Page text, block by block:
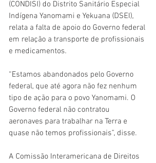
(CONDISI) do Distrito Sanitário Especial
Indígena Yanomami e Yekuana (DSEI),
relata a falta de apoio do Governo federal
em relação a transporte de profissionais
e medicamentos.
“Estamos abandonados pelo Governo
federal, que até agora não fez nenhum
tipo de ação para o povo Yanomami. O
Governo federal não contratou
aeronaves para trabalhar na Terra e
quase não temos profissionais”, disse.
A Comissão Interamericana de Direitos